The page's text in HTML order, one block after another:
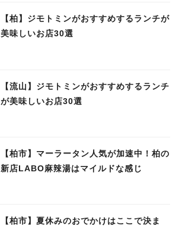
【柏】ジモトミンがおすすめするランチが
美味しいお店30選
【流山】ジモトミンがおすすめするランチ
が美味しいお店30選
【柏市】マーラータン人気が加速中！柏の
新店LABO麻辣湯はマイルドな感じ
【柏市】夏休みのおでかけはここで決ま